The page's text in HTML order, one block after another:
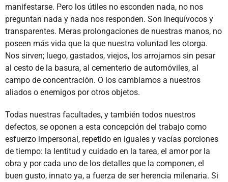
manifestarse. Pero los útiles no esconden nada, no nos
preguntan nada y nada nos responden. Son inequívocos y
transparentes. Meras prolongaciones de nuestras manos, no
poseen más vida que la que nuestra voluntad les otorga.
Nos sirven; luego, gastados, viejos, los arrojamos sin pesar
al cesto de la basura, al cementerio de automóviles, al
campo de concentración. O los cambiamos a nuestros
aliados o enemigos por otros objetos.
Todas nuestras facultades, y también todos nuestros
defectos, se oponen a esta concepción del trabajo como
esfuerzo impersonal, repetido en iguales y vacías porciones
de tiempo: la lentitud y cuidado en la tarea, el amor por la
obra y por cada uno de los detalles que la componen, el
buen gusto, innato ya, a fuerza de ser herencia milenaria. Si